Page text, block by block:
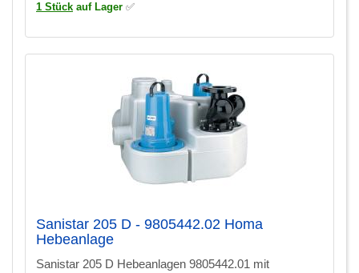
1 Stück auf Lager ✅
Sanistar 205 D - 9805442.02 Homa
Hebeanlage
Sanistar 205 D Hebeanlagen 9805442.01 mit